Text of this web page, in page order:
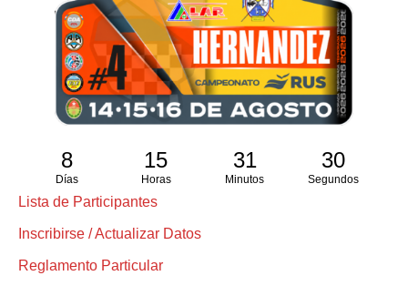
8
Días
15
Horas
31
Minutos
29
Segundos
Lista de Participantes
Inscribirse / Actualizar Datos
Reglamento Particular